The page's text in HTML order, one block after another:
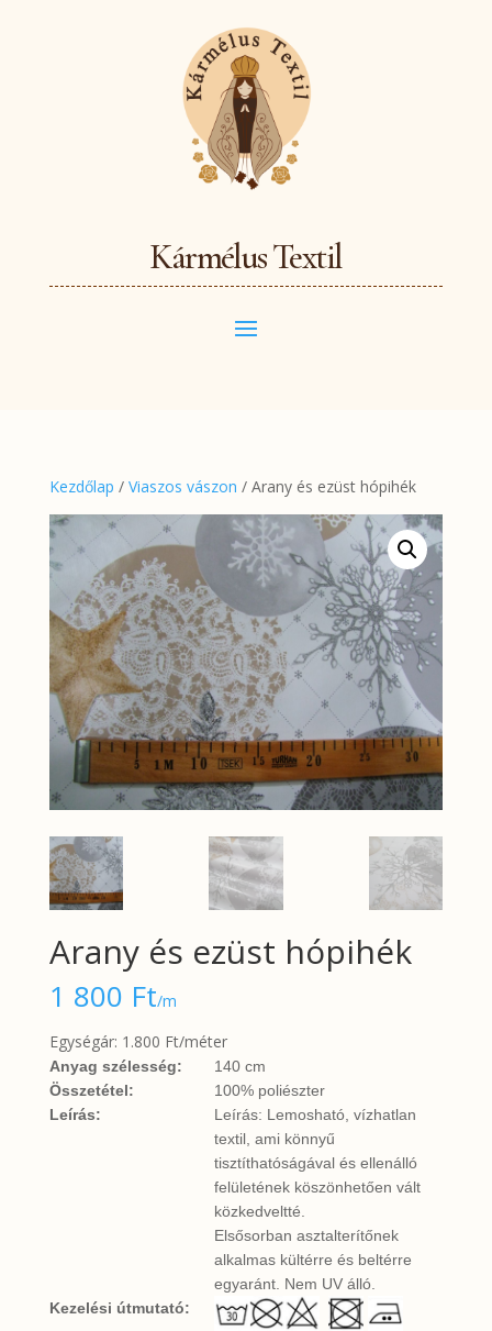
Kármélus Textil
Kezdőlap / Viaszos vászon / Arany és ezüst hópihék
Arany és ezüst hópihék
1 800 Ft/m
Egységár: 1.800 Ft/méter
Anyag szélesség:
140 cm
Összetétel:
100% poliészter
Leírás:
Leírás: Lemosható, vízhatlan
textil, ami könnyű
tisztíthatóságával és ellenálló
felületének köszönhetően vált
közkedveltté.
Elsősorban asztalterítőnek
alkalmas kültérre és beltérre
egyaránt. Nem UV álló.
Kezelési útmutató: